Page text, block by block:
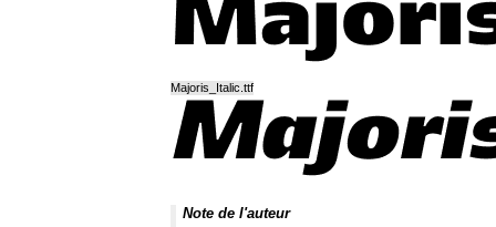
Majoris_Italic.ttf
Note de l'auteur